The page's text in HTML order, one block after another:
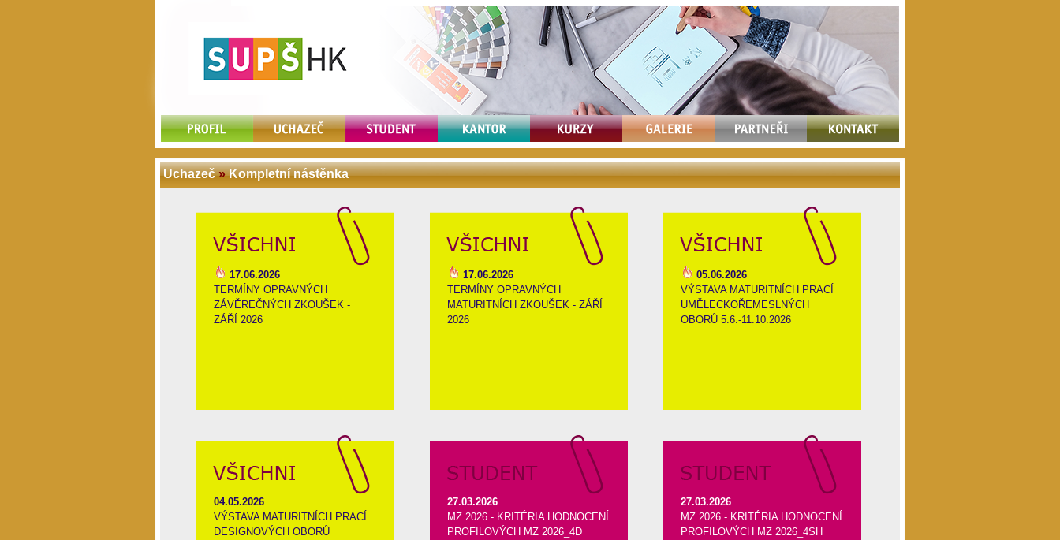
Uchazeč»Kompletní nástěnka
17.06.2026
TERMÍNY OPRAVNÝCH
ZÁVĚREČNÝCH ZKOUŠEK -
ZÁŘÍ 2026
17.06.2026
TERMÍNY OPRAVNÝCH
MATURITNÍCH ZKOUŠEK - ZÁŘÍ
2026
05.06.2026
VÝSTAVA MATURITNÍCH PRACÍ
UMĚLECKOŘEMESLNÝCH
OBORŮ 5.6.-11.10.2026
04.05.2026
VÝSTAVA MATURITNÍCH PRACÍ
DESIGNOVÝCH OBORŮ
27.03.2026
MZ 2026 - KRITÉRIA HODNOCENÍ
PROFILOVÝCH MZ 2026_4D
27.03.2026
MZ 2026 - KRITÉRIA HODNOCENÍ
PROFILOVÝCH MZ 2026_4SH